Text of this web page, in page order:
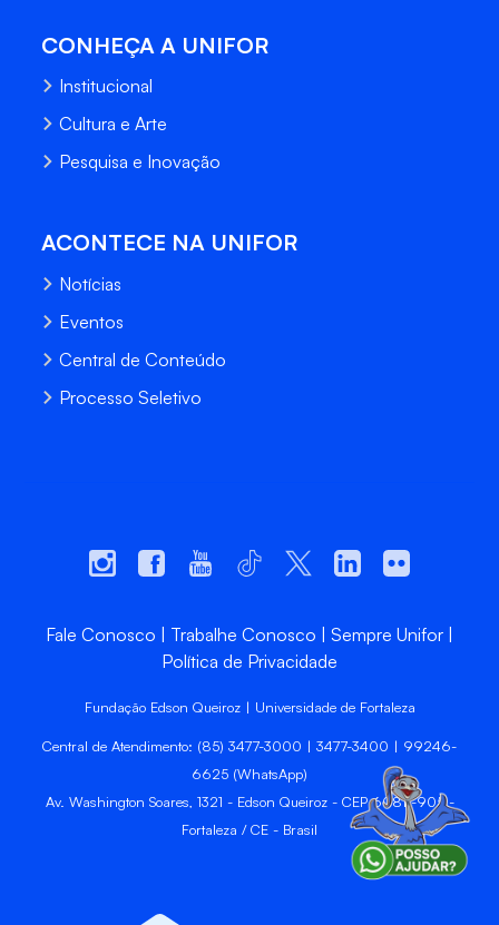
CONHEÇA A UNIFOR
Institucional
Cultura e Arte
Pesquisa e Inovação
ACONTECE NA UNIFOR
Notícias
Eventos
Central de Conteúdo
Processo Seletivo
Fale Conosco Trabalhe Conosco
Sempre Unifor
Política de Privacidade
Fundação Edson Queiroz | Universidade de Fortaleza
Central de Atendimento: (85) 3477-3000 | 3477-3400 | 99246-
6625 (WhatsApp)
Av. Washington Soares, 1321 - Edson Queiroz - CEP 60811-905 -
Fortaleza / CE - Brasil